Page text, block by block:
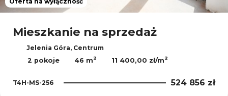
Mieszkanie na sprzedaż
Jelenia Góra, Centrum
2 pokoje
46 m2 11 400,00 zł/m2
T4H-MS-256 524 856 zł